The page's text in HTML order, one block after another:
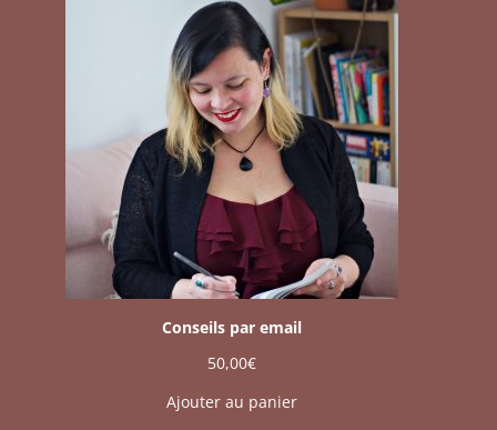
Conseils par email
50,00€
Ajouter au panier